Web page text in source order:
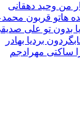
من وحید دهقانی
هاتو قربون
بدون تو علی
بردیا بهادر
ساکتی مهرادجم